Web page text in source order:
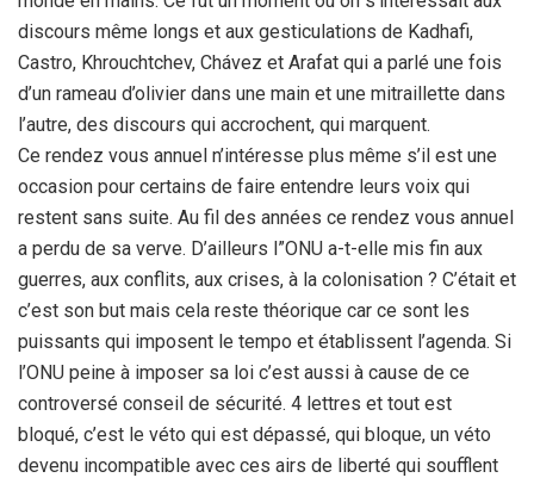
discours même longs et aux gesticulations de Kadhafi,
Castro, Khrouchtchev, Chávez et Arafat qui a parlé une fois
d’un rameau d’olivier dans une main et une mitraillette dans
l’autre, des discours qui accrochent, qui marquent.
Ce rendez vous annuel n’intéresse plus même s’il est une
occasion pour certains de faire entendre leurs voix qui
restent sans suite. Au fil des années ce rendez vous annuel
a perdu de sa verve. D’ailleurs l”ONU a-t-elle mis fin aux
guerres, aux conflits, aux crises, à la colonisation ? C’était et
c’est son but mais cela reste théorique car ce sont les
puissants qui imposent le tempo et établissent l’agenda. Si
l’ONU peine à imposer sa loi c’est aussi à cause de ce
controversé conseil de sécurité. 4 lettres et tout est
bloqué, c’est le véto qui est dépassé, qui bloque, un véto
devenu incompatible avec ces airs de liberté qui soufflent